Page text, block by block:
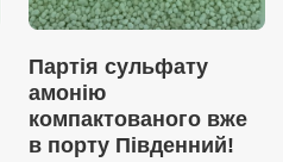
Партія сульфату
амонію
компактованого вже
в порту Південний!